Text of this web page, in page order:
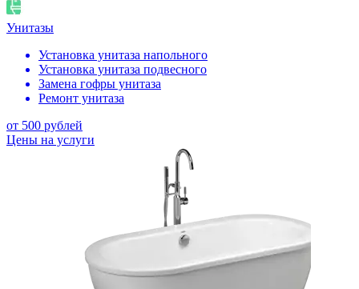
Унитазы
Установка унитаза напольного
Установка унитаза подвесного
Замена гофры унитаза
Ремонт унитаза
от 500 рублей
Цены на услуги